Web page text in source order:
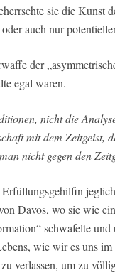
sie die Kunst
auch nur
der
egal waren.
nicht die
mit dem Zeitgeist,
nicht gegen den
Davos, wo sie wie
schwafelte
wie wir es uns
verlassen, um zu